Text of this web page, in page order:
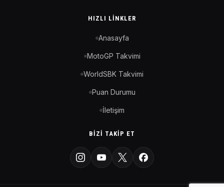
HIZLI LINKLER
Anasayfa
MotoGP Takvimi
WorldSBK Takvimi
Puan Durumu
İletişim
BIZI TAKIP ET